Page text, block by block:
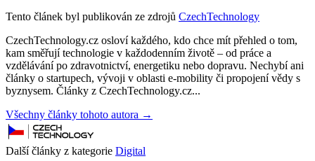
Tento článek byl publikován ze zdrojů CzechTechnology
CzechTechnology.cz osloví každého, kdo chce mít přehled o tom,
kam směřují technologie v každodenním životě – od práce a
vzdělávání po zdravotnictví, energetiku nebo dopravu. Nechybí ani
články o startupech, vývoji v oblasti e-mobility či propojení vědy s
byznysem. Články z CzechTechnology.cz...
Všechny články tohoto autora →
Další články z kategorie Digital